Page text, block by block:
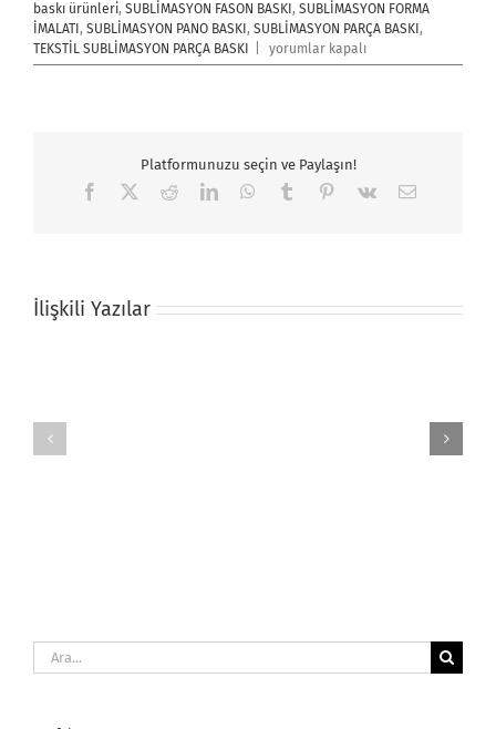
baskı ürünleri, SUBLİMASYON FASON BASKI , SUBLİMASYON FORMA
İMALATI , SUBLİMASYON PANO BASKI , SUBLİMASYON PARÇA BASKI ,
TEKSTİL SUBLİMASYON PARÇA BASKI
Sublimasyon
Parça
yorumlar kapalı
Platformunuzu seçin ve Paylaşın!
Facebook RedditLinkedInWhatsApp
Tumblr Pinterest
Vk
E-
İlişkili Yazılar
Ara: